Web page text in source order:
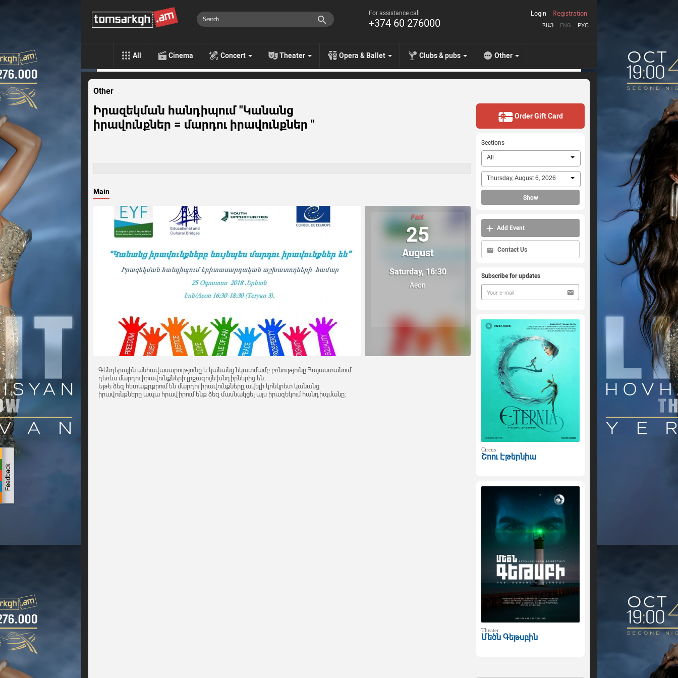
For assistance call
+374 60 276000 ՀԱՅ ENG РУС
Login Registration
All Cinema Concert Theater Opera & Ballet Clubs & pubs Other
Other
Իրազեկման հանդիպում "Կանանց
իրավունքներ = մարդու իրավունքներ "
Main
Past
25
August
Saturday, 16:30
Aeon
Գենդերային անհավասարությունը և կանանց նկատմամբ բռնությունը Հայաստանում
դեռևս մարդու իրավունքների լրջագույն խնդիրներից են:
Եթե ձեզ հետաքրքրում են մարդու իրավունքները,ավելի կոնկրետ կանանց
իրավունքները ապա հրավիրում ենք ձեզ մասնակցել այս իրազեկում հանդիպմանը:
Order Gift Card
Sections
All
Thursday, August 6, 2026
Show
Add Event
Contact Us
Subscribe for updates
Circus
Շոու Էթերնիա
Theater
Մեծն Գեթսբին